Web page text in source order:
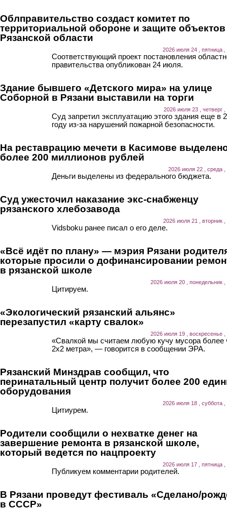
Облправительство создаст комитет по
территориальной обороне и защите объектов
Рязанской области
2026 июля 24 , пятница ,
Соответствующий проект постановления
правительства опубликован 24 июля.
Здание бывшего «Детского мира» на улице
Соборной в Рязани выставили на торги
2026 июля 23 , четверг ,
Суд запретил эксплуатацию этого здания еще в
году из-за нарушений пожарной безопасности.
На реставрацию мечети в Касимове
более 200 миллионов рублей
2026 июля 22 , среда ,
Деньги выделены из федерального бюджета.
Суд ужесточил наказание экс-снабженцу
рязанского хлебозавода
2026 июля 21 , вторник ,
Vidsboku ранее писал о его деле.
«Всё идёт по плану» — мэрия Рязани
которые просили о дофинансировании
в рязанской школе
2026 июля 20 , понедельник ,
Цитируем.
«Экологический рязанский альянс»
перезапустил «карту свалок»
2026 июля 19 , воскресенье ,
«Свалкой мы считаем любую кучу мусора более
2х2 метра», — говорится в сообщении ЭРА.
Рязанский Минздрав сообщил, что
перинатальный центр получит более 200
оборудования
2026 июля 18 , суббота ,
Цитиурем.
Родители сообщили о нехватке денег на
завершение ремонта в рязанской школе,
который ведется по нацпроекту
2026 июля 17 , пятница ,
Публикуем комментарии родителей.
В Рязани проведут фестиваль «Сделано/
в СССР»